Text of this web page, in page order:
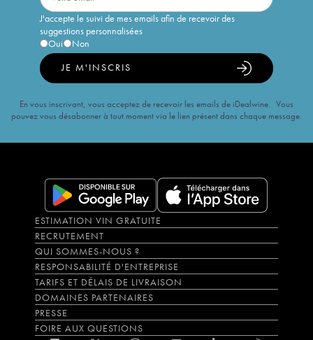
J'accepte le suivi de mes emails afin de recevoir des
suggestions personnalisées
Oui
Non
JE M'INSCRIS
En vous inscrivant, vous acceptez de recevoir les emails de iDealwine. Vous
pouvez vous désabonner à tout moment via le lien présent dans chaque message.
ESTIMATION VIN GRATUITE
RECRUTEMENT
QUI SOMMES-NOUS ?
RESPONSABILITÉ D'ENTREPRISE
TARIFS ET DÉLAIS DE LIVRAISON
DOMAINES PARTENAIRES
PRESSE
FOIRE AUX QUESTIONS